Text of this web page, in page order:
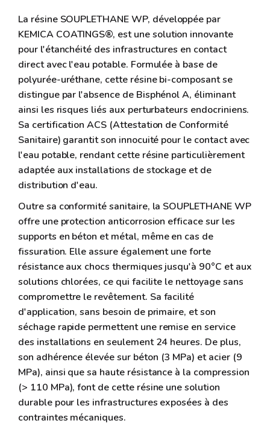
La résine SOUPLETHANE WP, développée par
KEMICA COATINGS®, est une solution innovante
pour l'étanchéité des infrastructures en contact
direct avec l'eau potable. Formulée à base de
polyurée-uréthane, cette résine bi-composant se
distingue par l'absence de Bisphénol A, éliminant
ainsi les risques liés aux perturbateurs endocriniens.
Sa certification ACS (Attestation de Conformité
Sanitaire) garantit son innocuité pour le contact avec
l'eau potable, rendant cette résine particulièrement
adaptée aux installations de stockage et de
distribution d'eau.
Outre sa conformité sanitaire, la SOUPLETHANE WP
offre une protection anticorrosion efficace sur les
supports en béton et métal, même en cas de
fissuration. Elle assure également une forte
résistance aux chocs thermiques jusqu'à 90°C et aux
solutions chlorées, ce qui facilite le nettoyage sans
compromettre le revêtement. Sa facilité
d'application, sans besoin de primaire, et son
séchage rapide permettent une remise en service
des installations en seulement 24 heures. De plus,
son adhérence élevée sur béton (3 MPa) et acier (9
MPa), ainsi que sa haute résistance à la compression
(> 110 MPa), font de cette résine une solution
durable pour les infrastructures exposées à des
contraintes mécaniques.